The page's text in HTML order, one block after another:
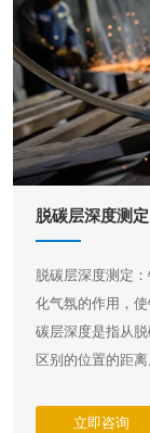
脱碳层深度测定
脱碳层深度测定
化气氛的作用，
碳层深度是指从
区别的位置的距离
立即咨询